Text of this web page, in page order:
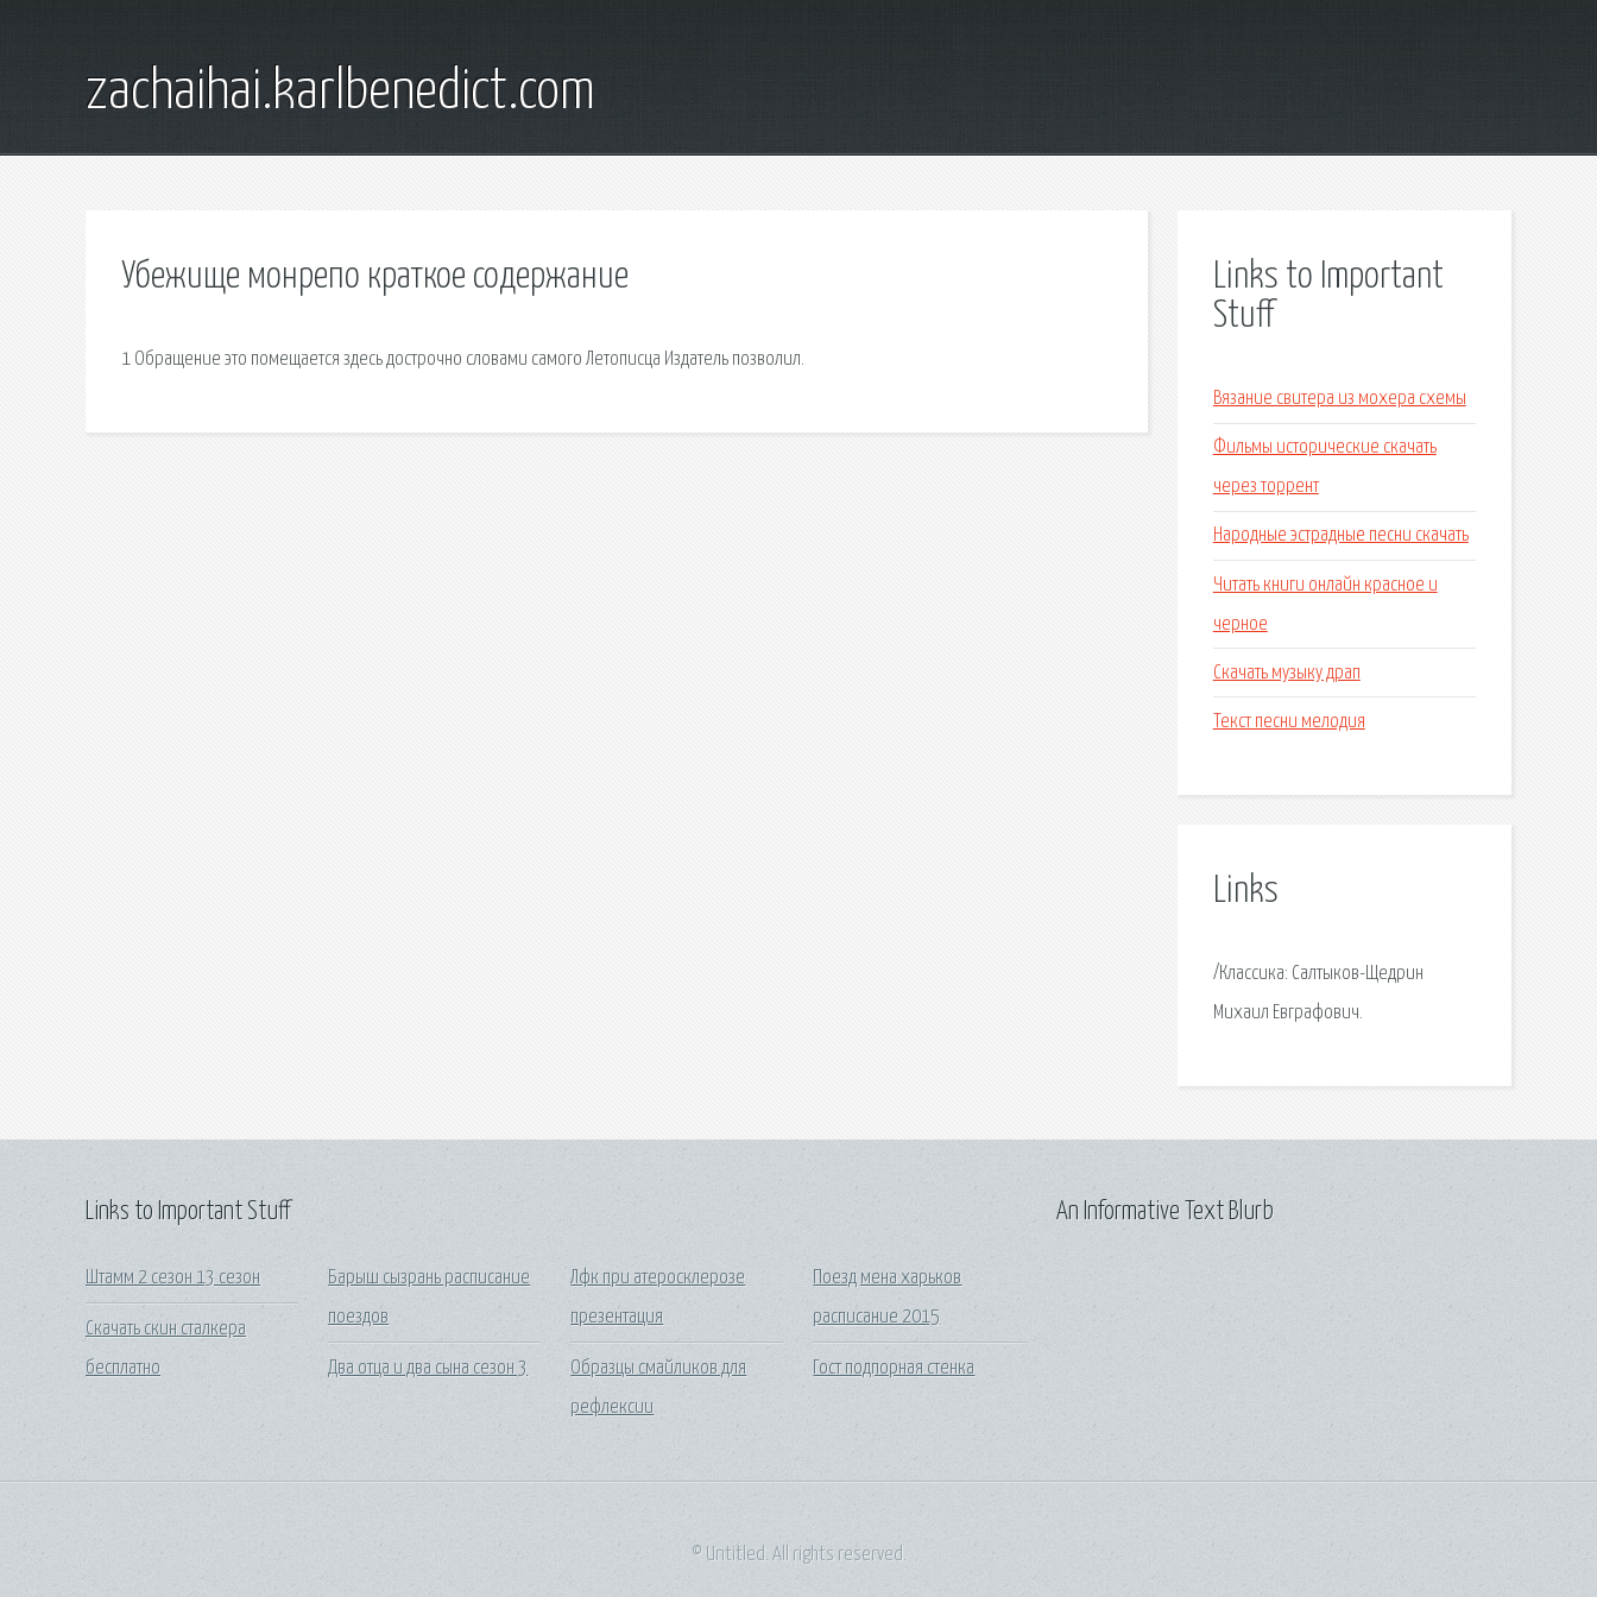
zachaihai.karlbenedict.com
Убежище монрепо краткое содержание
1 Обращение это помещается здесь дострочно словами самого Летописца Издатель позволил.
Links to Important
Stuff
Вязание свитера из мохера схемы
Фильмы исторические скачать
через торрент
Народные эстрадные песни скачать
Читать книги онлайн красное и
черное
Скачать музыку драп
Текст песни мелодия
Links
/Классика: Салтыков-Щедрин
Михаил Евграфович.
Links to Important Stuff
Штамм 2 сезон 13 сезон
Скачать скин сталкера
бесплатно
Барыш сызрань расписание
поездов
Два отца и два сына сезон 3
Лфк при атеросклерозе
презентация
Образцы смайликов для
рефлексии
Поезд мена харьков
расписание 2015
Гост подпорная стенка
An Informative Text Blurb
© Untitled. All rights reserved.